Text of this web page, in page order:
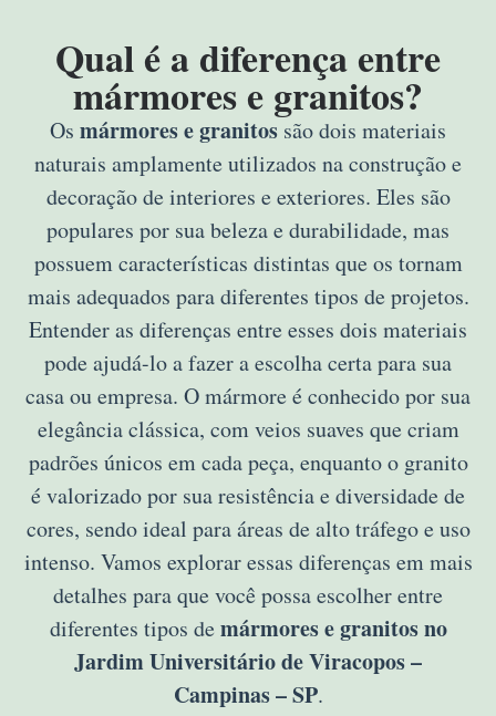
Qual é a diferença entre
mármores e granitos?
Os mármores e granitos são dois materiais
naturais amplamente utilizados na construção e
decoração de interiores e exteriores. Eles são
populares por sua beleza e durabilidade, mas
possuem características distintas que os tornam
mais adequados para diferentes tipos de projetos.
Entender as diferenças entre esses dois materiais
pode ajudá-lo a fazer a escolha certa para sua
casa ou empresa. O mármore é conhecido por sua
elegância clássica, com veios suaves que criam
padrões únicos em cada peça, enquanto o granito
é valorizado por sua resistência e diversidade de
cores, sendo ideal para áreas de alto tráfego e uso
intenso. Vamos explorar essas diferenças em mais
detalhes para que você possa escolher entre
diferentes tipos de mármores e granitos no
Jardim Universitário de Viracopos –
Campinas – SP.